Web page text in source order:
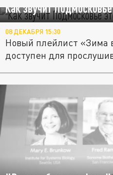
Как звучит
08 ДЕКАБРЯ 15:30
Новый плейлист «Зима
доступен для